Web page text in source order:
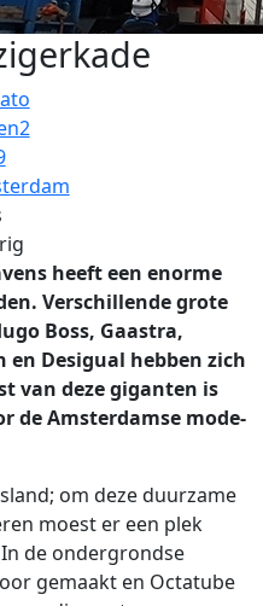
heeft een enorme
Verschillende grote
Boss, Gaastra,
en Desigual hebben zich
van deze giganten is
de Amsterdamse mode-
om deze duurzame
moest er een plek
de ondergrondse
gemaakt en Octatube